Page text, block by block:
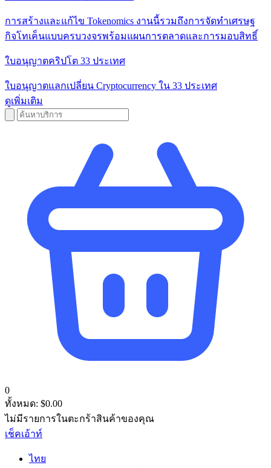
การสร้างและแก้ไข Tokenomics งานนี้รวมถึงการจัดทําเศรษฐ
กิจโทเค็นแบบครบวงจรพร้อมแผนการตลาดและการมอบสิทธิ์
ใบอนุญาตคริปโต 33 ประเทศ
ใบอนุญาตแลกเปลี่ยน Cryptocurrency ใน 33 ประเทศ
ดูเพิ่มเติม
0
ทั้งหมด: $0.00
ไม่มีรายการในตะกร้าสินค้าของคุณ
เช็คเอ้าท์
ไทย